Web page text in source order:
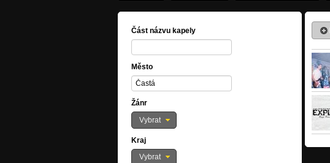
Část názvu kapely
Město
Žánr
Vybrat
Kraj
Vybrat